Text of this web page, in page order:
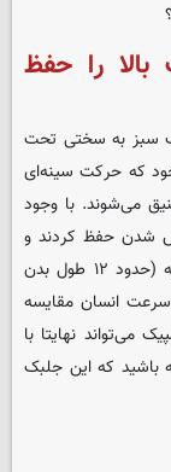
را حفظ
سبز به سختی تحت
خود که حرکت سینه‌ای
می‌شوند. با وجود
شدن حفظ کردند و
میانگین سرعت شنای خود را ۱۱۵ میکرومتر در ثانیه (حدود ۱۲ طول بدن‌
سرعت انسان مقایسه
می‌تواند نهایتا با
باشید که این جلبک